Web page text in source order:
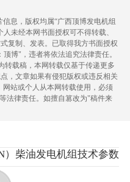
息，版权均属“广西顶博发电机组
未经本网书面授权可不得转载、
复制、发表。已取得我方书面授权
博"，违者将依法追究法律责任。
载稿，本网转载仅基于传递更多
，文章如果有侵犯版权或违反相关
站或个人从本网转载使用，必须
法律责任。如擅自篡改为"稿件来
柴油发电机组技术参数